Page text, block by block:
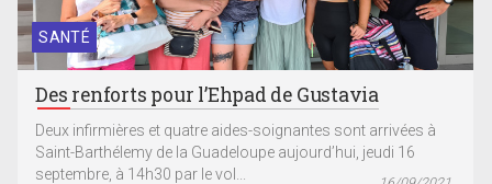
SANTÉ
Des renforts pour l’Ehpad de Gustavia
Deux infirmières et quatre aides-soignantes sont arrivées à
Saint-Barthélemy de la Guadeloupe aujourd’hui, jeudi 16
septembre, à 14h30 par le vol...